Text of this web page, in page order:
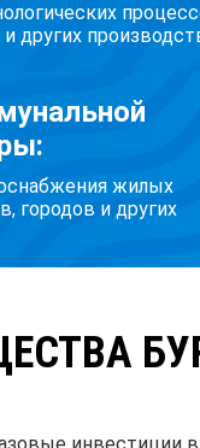
других
жилых
городов и других